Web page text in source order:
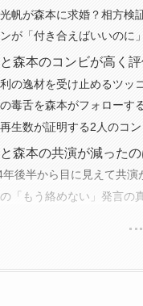
帆が森本に求婚？相方検
が「付き合えばいいのに
森本のコンビが高く
の逸材を受け止めるツッ
毒舌を森本がフォローす
生数が証明する2人のコ
森本の共演が減った
年後半から目に見えて共演
「もう絡めない」発言の